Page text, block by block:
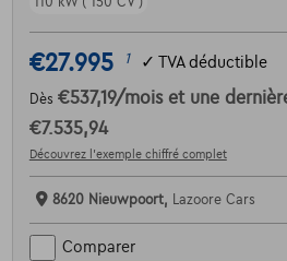
€27.995 1 ✓ TVA déductible
Dès €537,19/mois et une
€7.535,94
Découvrez l’exemple chiffré complet
8620 Nieuwpoort, Lazoore Cars
Comparer